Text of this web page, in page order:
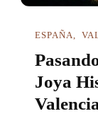
ESPAÑA
Joya